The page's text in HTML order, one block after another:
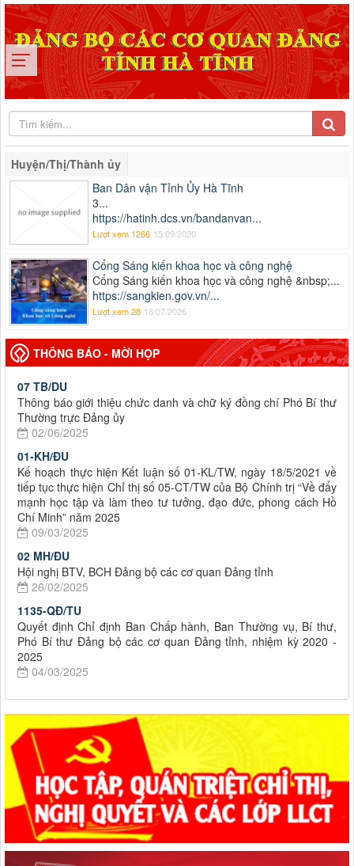
Huyện/Thị/Thành ủy
Ban Dân vận Tỉnh Ủy Hà Tĩnh
3...
https://hatinh.dcs.vn/bandanvan...
Lượt xem 1266 15/09/2020
Cổng Sáng kiến khoa học và công nghệ
Cổng Sáng kiến khoa học và công nghệ &nbsp;...
https://sangkien.gov.vn/...
Lượt xem 28 16/07/2026
THÔNG BÁO - MỜI HỌP
07 TB/DU
Thông báo giới thiệu chức danh và chữ ký đồng chí Phó Bí thư
Thường trực Đảng ủy
02/06/2025
01-KH/ĐU
Kế hoạch thực hiện Kết luận số 01-KL/TW, ngày 18/5/2021 về
tiếp tục thực hiện Chỉ thị số 05-CT/TW của Bộ Chính trị “Về đẩy
mạnh học tập và làm theo tư tưởng, đạo đức, phong cách Hồ
Chí Minh” năm 2025
09/03/2025
02 MH/ĐU
Hội nghị BTV, BCH Đảng bộ các cơ quan Đảng tỉnh
26/02/2025
1135-QĐ/TU
Quyết định Chỉ định Ban Chấp hành, Ban Thường vụ, Bí thư,
Phó Bí thư Đảng bộ các cơ quan Đảng tỉnh, nhiệm kỳ 2020 -
2025
04/03/2025